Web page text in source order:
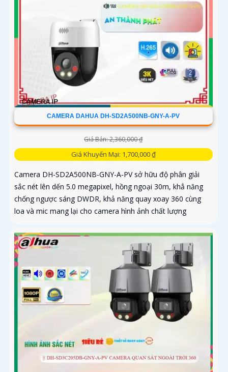
CAMERA DAHUA DH-SD2A500NB-GNY-A-PV
Giá Bán: 2,360,000 ₫
Giá Khuyến Mại: 1,700,000 ₫
Camera DH-SD2A500NB-GNY-A-PV sở hữu độ phân giải
sắc nét lên dến 5.0 megapixel, hồng ngoại 30m, khẳ năng
chống ngược sáng DWDR, khả năng quay xoay 360 cùng
loa và mic mang lại cho camera hình ảnh chất lượng